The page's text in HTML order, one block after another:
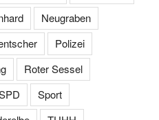
Neugraben
Polizei
Roter Sessel
Sport